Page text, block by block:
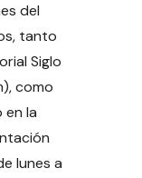
del
tanto
Siglo
como
en la
lunes a